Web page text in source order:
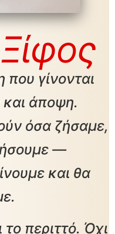
που γίνονται
άποψη.
όσα ζήσαμε,
—
και θα
το περιττό. Όχι